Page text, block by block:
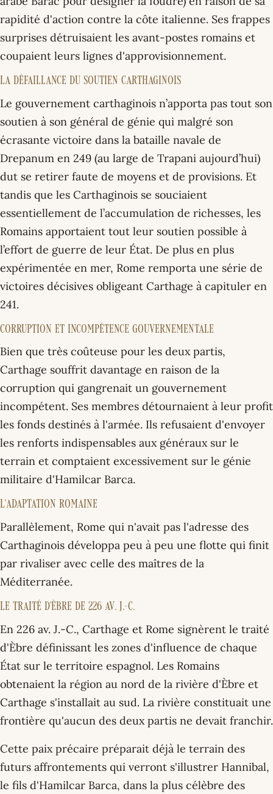
rapidité d'action contre la côte italienne. Ses frappes
surprises détruisaient les avant-postes romains et
coupaient leurs lignes d'approvisionnement.
La défaillance du soutien carthaginois
Le gouvernement carthaginois n’apporta pas tout son
soutien à son général de génie qui malgré son
écrasante victoire dans la bataille navale de
Drepanum en 249 (au large de Trapani aujourd’hui)
dut se retirer faute de moyens et de provisions. Et
tandis que les Carthaginois se souciaient
essentiellement de l’accumulation de richesses, les
Romains apportaient tout leur soutien possible à
l’effort de guerre de leur État. De plus en plus
expérimentée en mer, Rome remporta une série de
victoires décisives obligeant Carthage à capituler en
241.
Corruption et incompétence gouvernementale
Bien que très coûteuse pour les deux partis,
Carthage souffrit davantage en raison de la
corruption qui gangrenait un gouvernement
incompétent. Ses membres détournaient à leur profit
les fonds destinés à l'armée. Ils refusaient d'envoyer
les renforts indispensables aux généraux sur le
terrain et comptaient excessivement sur le génie
militaire d'Hamilcar Barca.
L'adaptation romaine
Parallèlement, Rome qui n'avait pas l'adresse des
Carthaginois développa peu à peu une flotte qui finit
par rivaliser avec celle des maîtres de la
Méditerranée.
Le traité d'Èbre de 226 av. J.-C.
En 226 av. J.-C., Carthage et Rome signèrent le traité
d'Èbre définissant les zones d'influence de chaque
État sur le territoire espagnol. Les Romains
obtenaient la région au nord de la rivière d'Èbre et
Carthage s'installait au sud. La rivière constituait une
frontière qu'aucun des deux partis ne devait franchir.
Cette paix précaire préparait déjà le terrain des
futurs affrontements qui verront s'illustrer Hannibal,
le fils d'Hamilcar Barca, dans la plus célèbre des